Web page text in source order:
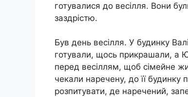
готувалися до весілля. Вони
заздрістю.
Був день весілля. У будинку
готували, щось прикрашали, а
перед весіллям, щоб сімейне
чекали наречену, до її будинку
розпитувати, де наречений,